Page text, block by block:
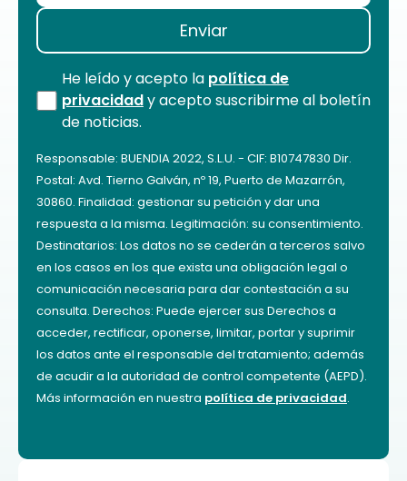
He leído y acepto la política de
privacidady acepto suscribirme al boletín
de noticias.
Responsable: BUENDIA 2022, S.L.U. - CIF: B10747830 Dir.
Postal: Avd. Tierno Galván, nº 19, Puerto de Mazarrón,
30860. Finalidad: gestionar su petición y dar una
respuesta a la misma. Legitimación: su consentimiento.
Destinatarios: Los datos no se cederán a terceros salvo
en los casos en los que exista una obligación legal o
comunicación necesaria para dar contestación a su
consulta. Derechos: Puede ejercer sus Derechos a
acceder, rectificar, oponerse, limitar, portar y suprimir
los datos ante el responsable del tratamiento; además
de acudir a la autoridad de control competente (AEPD).
Más información en nuestra política de privacidad.